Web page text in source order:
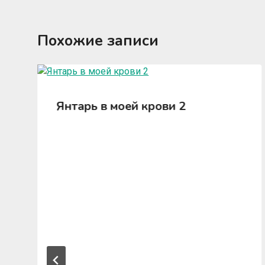
Похожие записи
Янтарь в моей крови 2